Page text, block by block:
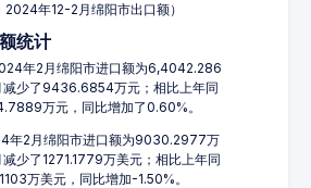
2024年12-2月绵阳市出口额）
统计
年2月绵阳市进口额为6,4042.286
减少了9436.6854万元；相比上年同
万元，同比增加了0.60%。
年2月绵阳市进口额为9030.2977万
少了1271.1779万美元；相比上年同
万美元，同比增加-1.50%。